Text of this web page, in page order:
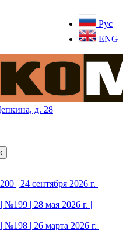
Рус
ENG
д. 28
| 24 сентября 2026 г. |
| 28 мая 2026 г. |
| 26 марта 2026 г. |